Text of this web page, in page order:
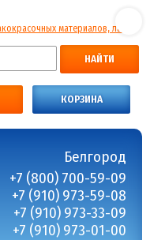
НАЙТИ
КОРЗИНА
Белгород
+7 (800) 700-59-09
+7 (910) 973-59-08
+7 (910) 973-33-09
+7 (910) 973-01-00